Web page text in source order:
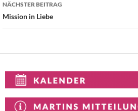
NÄCHSTER BEITRAG
Mission in Liebe